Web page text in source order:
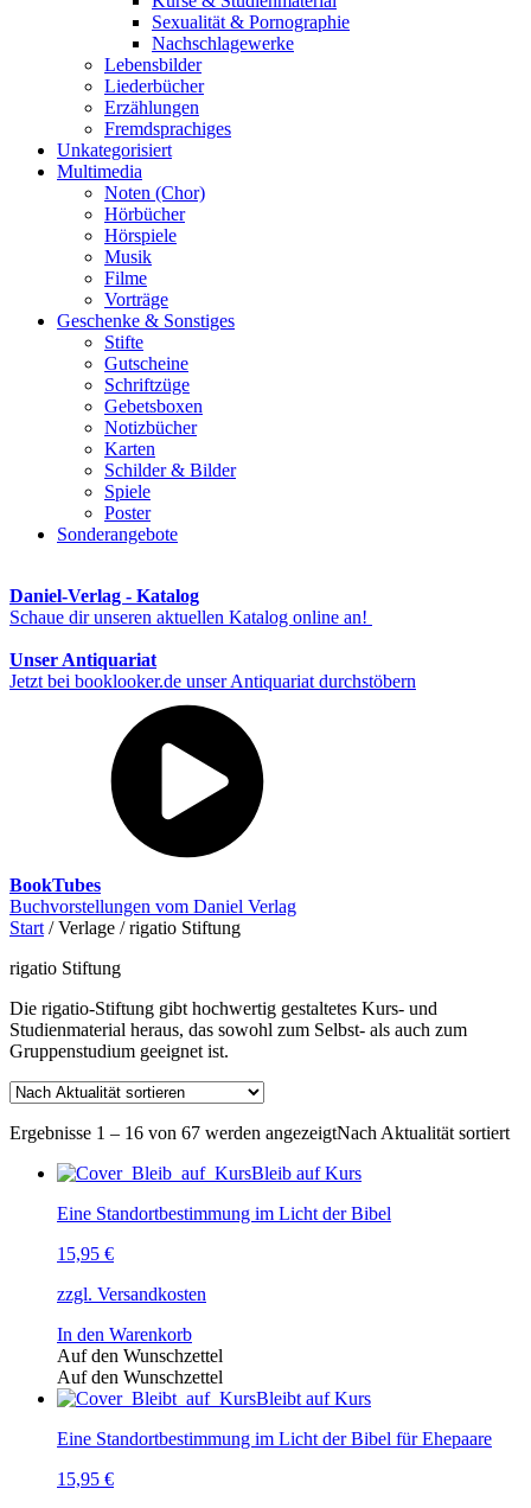
Sexualität & Pornographie
Nachschlagewerke
Lebensbilder
Liederbücher
Erzählungen
Fremdsprachiges
Unkategorisiert
Multimedia
Noten (Chor)
Hörbücher
Hörspiele
Musik
Filme
Vorträge
Geschenke & Sonstiges
Stifte
Gutscheine
Schriftzüge
Gebetsboxen
Notizbücher
Karten
Schilder & Bilder
Spiele
Poster
Sonderangebote
Daniel-Verlag - Katalog
Schaue dir unseren aktuellen Katalog online an!
Unser Antiquariat
Jetzt bei booklooker.de unser Antiquariat durchstöbern
BookTubes
Buchvorstellungen vom Daniel Verlag
Start / Verlage / rigatio Stiftung
rigatio Stiftung
Die rigatio-Stiftung gibt hochwertig gestaltetes Kurs- und
Studienmaterial heraus, das sowohl zum Selbst- als auch zum
Gruppenstudium geeignet ist.
Ergebnisse 1 – 16 von 67 werden angezeigtNach Aktualität sortiert
Bleib auf Kurs
Eine Standortbestimmung im Licht der Bibel
15,95 €
zzgl. Versandkosten
In den Warenkorb
Auf den Wunschzettel
Auf den Wunschzettel
Bleibt auf Kurs
Eine Standortbestimmung im Licht der Bibel für Ehepaare
15,95 €